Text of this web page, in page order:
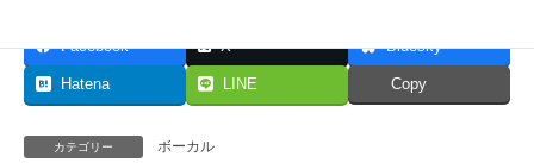
Facebook X Bluesky
Hatena LINE Copy
カテゴリー ボーカル